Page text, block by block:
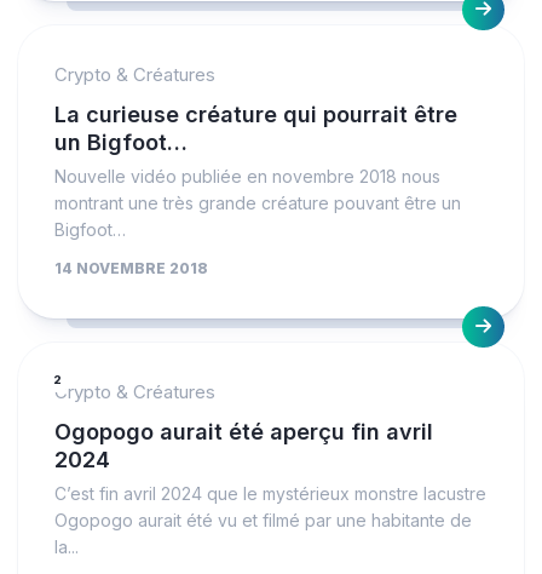
Crypto & Créatures
La curieuse créature qui pourrait être
un Bigfoot…
Nouvelle vidéo publiée en novembre 2018 nous
montrant une très grande créature pouvant être un
Bigfoot…
14 NOVEMBRE 2018
2
Crypto & Créatures
Ogopogo aurait été aperçu fin avril
2024
C’est fin avril 2024 que le mystérieux monstre lacustre
Ogopogo aurait été vu et filmé par une habitante de
la...